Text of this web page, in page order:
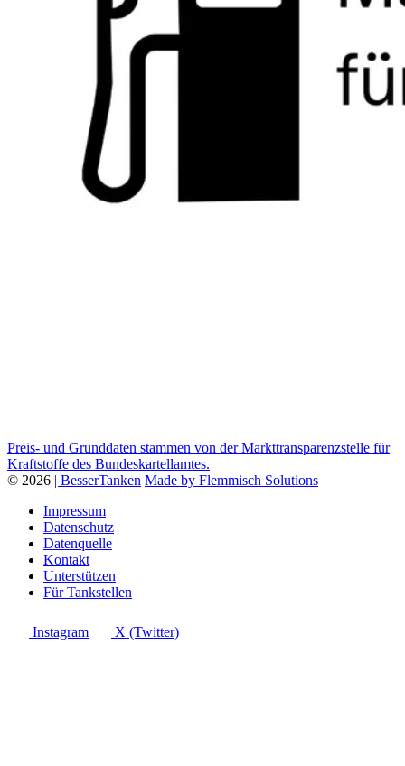
Preis- und Grunddaten stammen von der Markttransparenzstelle für
Kraftstoffe des Bundeskartellamtes.
© 2026 | BesserTanken Made by Flemmisch Solutions
Impressum
Datenschutz
Datenquelle
Kontakt
Unterstützen
Für Tankstellen
Instagram X (Twitter)